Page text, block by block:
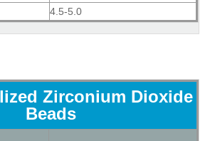
4.5-5.0
Zirconium Dioxide
Beads